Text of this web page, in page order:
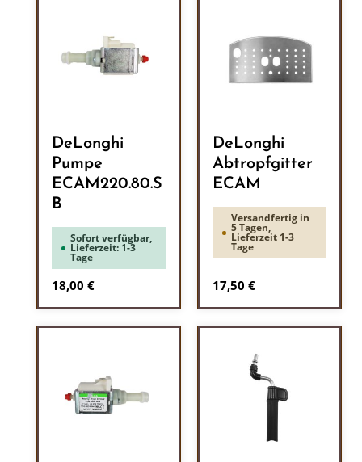
DeLonghi
Pumpe
ECAM220.80.S
B
Sofort verfügbar,
Lieferzeit: 1-3
Tage
Regulärer Preis:
18,00 €
DeLonghi
Abtropfgitter
ECAM
Versandfertig in
5 Tagen,
Lieferzeit 1-3
Tage
Regulärer Preis:
17,50 €